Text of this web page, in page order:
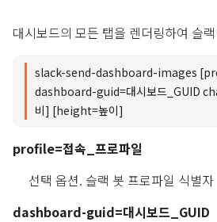
대시보드의 모든 탭을 렌더링하여 슬
slack-send-dashboard-images
dashboard-guid=대시보드_GUID
비] [height=높이]
profile=접속_프로파일
선택 옵션. 슬랙 봇 프로파일 식별자
dashboard-guid=대시보드_GUID